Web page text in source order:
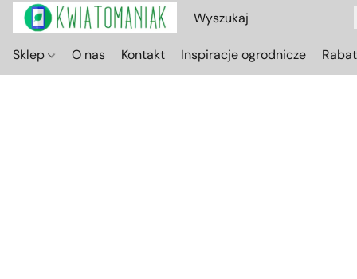
Sklep O nas Kontakt Inspiracje ogrodnicze